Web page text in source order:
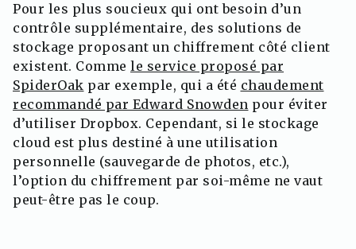
Pour les plus soucieux qui ont besoin d’un
contrôle supplémentaire, des solutions de
stockage proposant un chiffrement côté client
existent. Comme le service proposé par
SpiderOak par exemple, qui a été chaudement
recommandé par Edward Snowden pour éviter
d’utiliser Dropbox. Cependant, si le stockage
cloud est plus destiné à une utilisation
personnelle (sauvegarde de photos, etc.),
l’option du chiffrement par soi-même ne vaut
peut-être pas le coup.